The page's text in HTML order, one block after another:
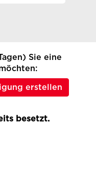
Sie eine
erstellen
besetzt.